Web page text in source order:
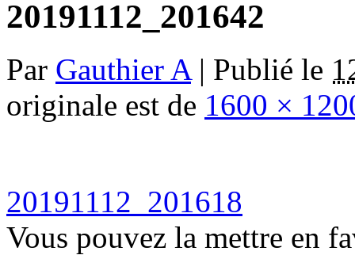
20191112_201642
Par Gauthier A | Publié le
originale est de 1600 ×
20191112_201618
Vous pouvez la mettre en